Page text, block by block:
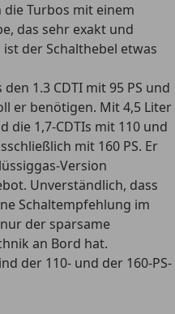
Turbos mit einem
das sehr exakt und
der Schalthebel etwas
1.3 CDTI mit 95 PS und
er benötigen. Mit 4,5 Liter
1,7-CDTIs mit 110 und
mit 160 PS. Er
Version
Unverständlich, dass
Schaltempfehlung im
der sparsame
an Bord hat.
der 110- und der 160-PS-